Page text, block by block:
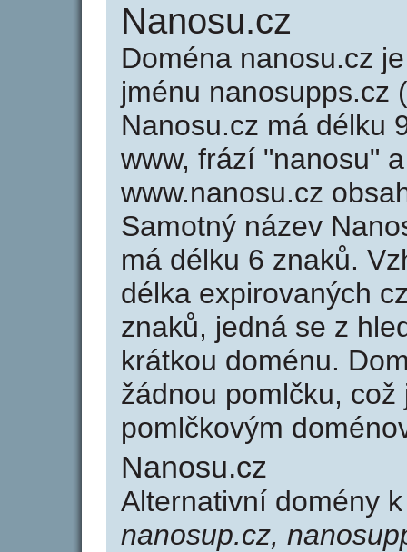
Nanosu.cz
Doména nanosu.cz
jménu nanosupps.cz
Nanosu.cz má délku
www, frází "nanosu"
www.nanosu.cz
Samotný název
má délku 6 znaků.
délka expirovaných
znaků, jedná se z
krátkou doménu.
žádnou pomlčku,
pomlčkovým
Nanosu.cz
Alternativní domény
nanosup.cz,